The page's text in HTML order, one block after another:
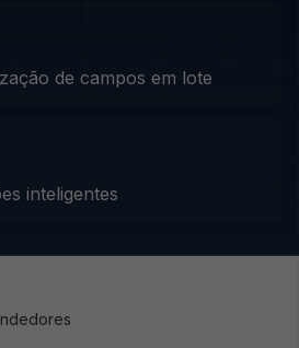
de campos em lote
inteligentes